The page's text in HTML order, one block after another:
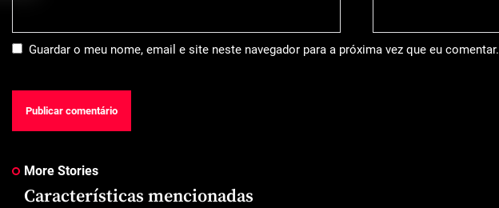
Guardar o meu nome, email e site neste navegador para a próxima vez que eu comentar.
More Stories
Características mencionadas